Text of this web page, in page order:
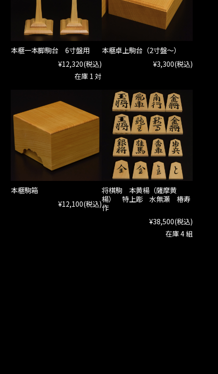
本榧一本脚駒台 6寸盤用
¥12,320(税込)
在庫 1 対
本榧卓上駒台（2寸盤～）
¥3,300(税込)
本榧駒箱
¥12,100(税込)
将棋駒 本黄楊（薩摩黄
楊） 特上彫 水無瀬 椿寿
作
¥38,500(税込)
在庫 4 組